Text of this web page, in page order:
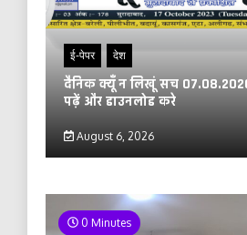
ई-पेपर देश
दैनिक क्यूँ न लिखूं सच
पढ़ें और डाउनलोड करे
August 6, 2026
0 Minutes